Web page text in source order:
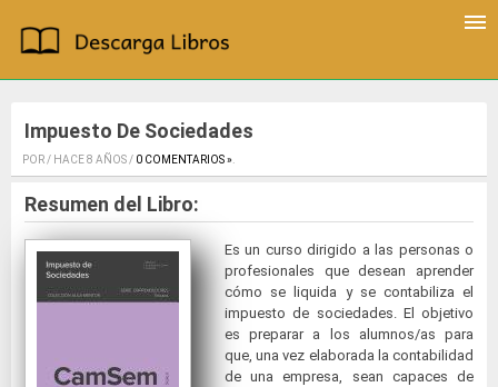
Impuesto De Sociedades
POR / HACE 8 AÑOS / 0 COMENTARIOS ».
Resumen del Libro:
Es un curso dirigido a las personas o
profesionales que desean aprender
cómo se liquida y se contabiliza el
impuesto de sociedades. El objetivo
es preparar a los alumnos/as para
que, una vez elaborada la contabilidad
de una empresa, sean capaces de